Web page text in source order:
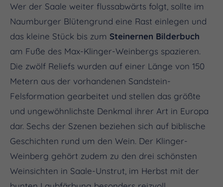
Wer der Saale weiter flussabwärts folgt, sollte im
Naumburger Blütengrund eine Rast einlegen und
das kleine Stück bis zum Steinernen Bilderbuch
am Fuße des Max-Klinger-Weinbergs spazieren.
Die zwölf Reliefs wurden auf einer Länge von 150
Metern aus der vorhandenen Sandstein-
Felsformation gearbeitet und stellen das größte
und ungewöhnlichste Denkmal ihrer Art in Europa
dar. Sechs der Szenen beziehen sich auf biblische
Geschichten rund um den Wein. Der Klinger-
Weinberg gehört zudem zu den drei schönsten
Weinsichten in Saale-Unstrut, im Herbst mit der